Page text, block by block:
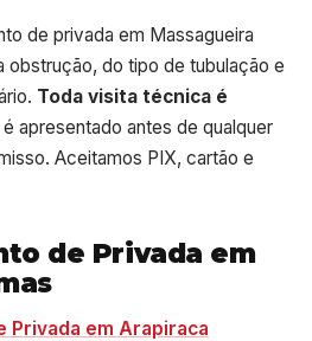
de privada em Massagueira
obstrução, do tipo de tubulação e
Toda visita técnica é
apresentado antes de qualquer
Aceitamos PIX, cartão e
de Privada em
Privada em Arapiraca